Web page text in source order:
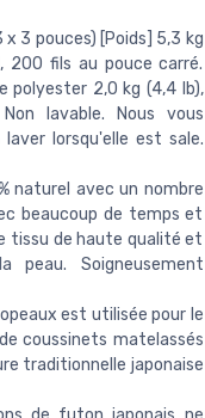
x 3 pouces) [Poids] 5,3 kg
200 fils au pouce carré.
polyester 2,0 kg (4,4 lb),
lavable. Nous vous
lorsqu'elle est sale.
% naturel avec un nombre
beaucoup de temps et
tissu de haute qualité et
Soigneusement
est utilisée pour le
coussinets matelassés
traditionnelle japonaise